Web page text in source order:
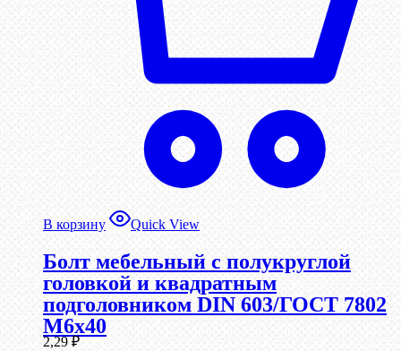
В корзину Quick View
Болт мебельный с полукруглой
головкой и квадратным
подголовником DIN 603/ГОСТ 7802
М6х40
2,29₽